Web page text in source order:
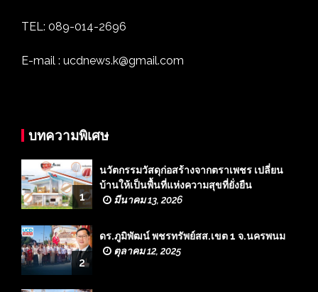
TEL: 089-014-2696
E-mail : ucdnews.k@gmail.com
บทความพิเศษ
1
นวัตกรรมวัสดุก่อสร้างจากตราเพชร เปลี่ยน
บ้านให้เป็นพื้นที่แห่งความสุขที่ยั่งยืน
มีนาคม 13, 2026
2
ดร.ภูมิพัฒน์ พชรทรัพย์สส.เขต 1 จ.นครพนม
ตุลาคม 12, 2025